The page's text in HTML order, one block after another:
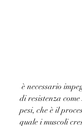
di resistenza
pesi, che è il
quale i muscoli